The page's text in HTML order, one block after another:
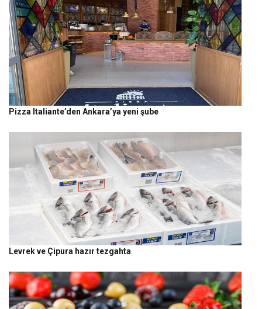
Pizza Italiante’den Ankara’ya yeni şube
Levrek ve Çipura hazır tezgahta